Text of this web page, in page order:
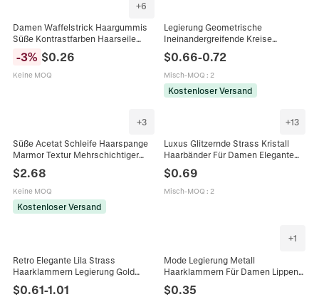
+6
Damen Waffelstrick Haargummis
Süße Kontrastfarben Haarseile
Elastische Gestrickte Haarband
Macaron Farbe Haarschmuck Für
Alltag Dating Mädchen
-3% $0.26
Keine MOQ
Legierung Geometrische
Ineinandergreifende Kreise
Haarspangen Mit Kunstperle
Elegante Metall Haarnadeln Für
Damen Schmuck
$0.66-0.72
Misch-MOQ : 2
Kostenloser Versand
+3
Süße Acetat Schleife Haarspange
Marmor Textur Mehrschichtiger
Federclip Für Damen Täglich
Dating Eleganter Haarschmuck
$2.68
Keine MOQ
Kostenloser Versand
+13
Luxus Glitzernde Strass Kristall
Haarbänder Für Damen Elegante
Rutschfeste Mode Stirnbänder
Haarschmuck Für Den Alltag
$0.69
Misch-MOQ : 2
Retro Elegante Lila Strass
Haarklammern Legierung Gold
Kopfschmuck Für Damen Alltag
$0.61-1.01
+1
Mode Legierung Metall
Haarklammern Für Damen Lippen
Haarnadel Elegante Haar
$0.35